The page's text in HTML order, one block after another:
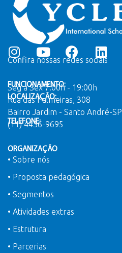
Confira nossas redes sociais
FUNCIONAMENTO:
Seg a Sex 7:00h - 19:00h
LOCALIZAÇÃO:
Rua das Palmeiras, 308
Bairro Jardim - Santo André-SP
TELEFONE:
(11) 4436-9695
ORGANIZAÇÃO
• Sobre nós
• Proposta pedagógica
• Segmentos
• Atividades extras
• Estrutura
• Parcerias